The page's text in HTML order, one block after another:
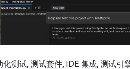
测试, 测试套件, IDE 集成, 测试引